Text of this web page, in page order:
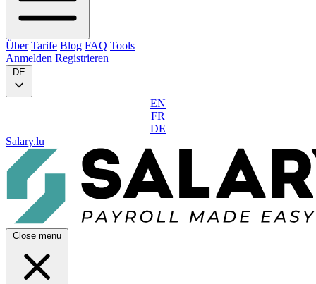
Über Tarife Blog FAQ Tools
Anmelden Registrieren
DE
EN
FR
DE
Salary.lu
Close menu